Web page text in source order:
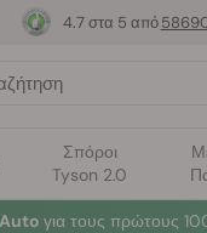
Σπόροι
Tyson 2.0
4.7 στα 5 από 58690
για τους πρώτους